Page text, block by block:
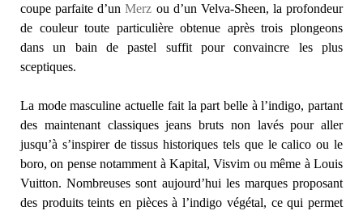
coupe parfaite d’unMerz ou d’un Velva-Sheen, la profondeur
de couleur toute particulière obtenue après trois plongeons
dans un bain de pastel suffit pour convaincre les plus
sceptiques.
La mode masculine actuelle fait la part belle à l’indigo, partant
des maintenant classiques jeans bruts non lavés pour aller
jusqu’à s’inspirer de tissus historiques tels que le calico ou le
boro, on pense notamment à Kapital, Visvim ou même à Louis
Vuitton. Nombreuses sont aujourd’hui les marques proposant
des produits teints en pièces à l’indigo végétal, ce qui permet